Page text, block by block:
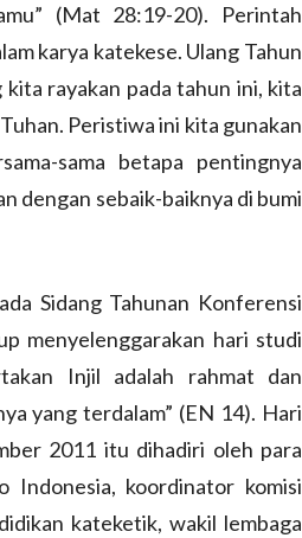
(Mat 28:19-20). Perintah
karya katekese. Ulang Tahun
rayakan pada tahun ini, kita
Peristiwa ini kita gunakan
sama betapa pentingnya
dengan sebaik-baiknya di bumi
Sidang Tahunan Konferensi
menyelenggarakan hari studi
Injil adalah rahmat dan
yang terdalam” (EN 14). Hari
2011 itu dihadiri oleh para
Indonesia, koordinator komisi
kateketik, wakil lembaga